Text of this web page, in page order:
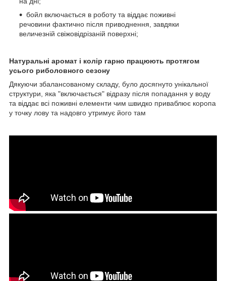
бойл включається в роботу та віддає поживні
речовини фактично після приводнення, завдяки
величезній свіжовідрізаній поверхні;
Натуральні аромат і колір гарно працюють протягом
усього риболовного сезону
Дякуючи збалансованому складу, було досягнуто унікальної
структури, яка "включається" відразу після попадання у воду
та віддає всі поживні елементи чим швидко приваблює коропа
у точку лову та надовго утримує його там